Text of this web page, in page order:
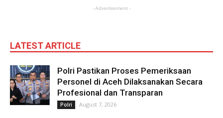
- Advertisement -
LATEST ARTICLE
Polri Pastikan Proses Pemeriksaan
Personel di Aceh Dilaksanakan Secara
Profesional dan Transparan
Polri August 7, 2026